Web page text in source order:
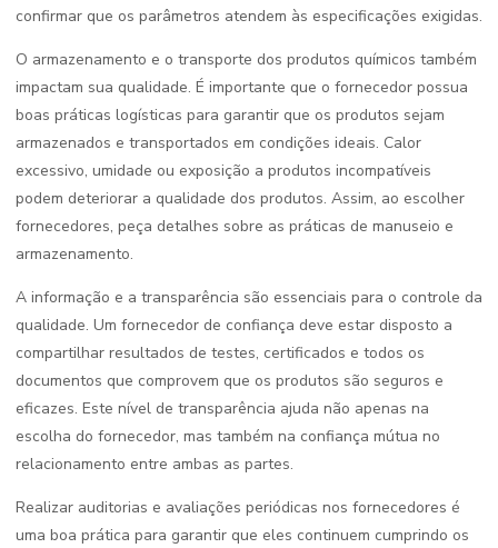
confirmar que os parâmetros atendem às especificações exigidas.
O armazenamento e o transporte dos produtos químicos também
impactam sua qualidade. É importante que o fornecedor possua
boas práticas logísticas para garantir que os produtos sejam
armazenados e transportados em condições ideais. Calor
excessivo, umidade ou exposição a produtos incompatíveis
podem deteriorar a qualidade dos produtos. Assim, ao escolher
fornecedores, peça detalhes sobre as práticas de manuseio e
armazenamento.
A informação e a transparência são essenciais para o controle da
qualidade. Um fornecedor de confiança deve estar disposto a
compartilhar resultados de testes, certificados e todos os
documentos que comprovem que os produtos são seguros e
eficazes. Este nível de transparência ajuda não apenas na
escolha do fornecedor, mas também na confiança mútua no
relacionamento entre ambas as partes.
Realizar auditorias e avaliações periódicas nos fornecedores é
uma boa prática para garantir que eles continuem cumprindo os